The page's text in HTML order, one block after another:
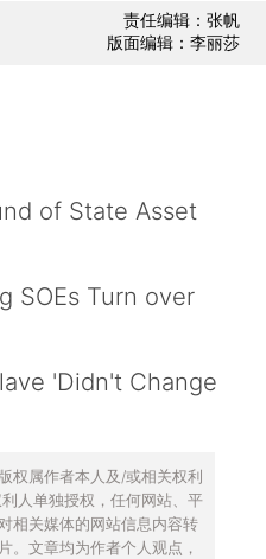
责任编辑：张帆
版面编辑：李丽莎
of State Asset
SOEs Turn over
'Didn't Change
权属作者本人及/或相关权利
人单独授权，任何网站、平
相关媒体的网站信息内容转
。文章均为作者个人观点，